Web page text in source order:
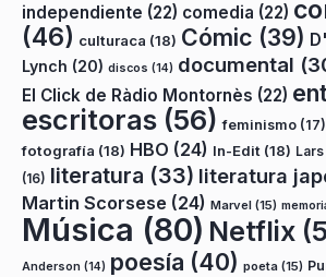
independiente (22) comedia (22)
(46) culturaca (18) Cómic (39)
Lynch (20) discos (14) documental
El Click de Ràdio Montornès (22)
escritoras (56) feminismo (17)
fotografía (18) HBO (24) In-Edit (18)
(16) literatura (33) literatura
Martin Scorsese (24) Marvel (15)
Música (80) Netflix
Anderson (14) poesía (40) poeta (15)